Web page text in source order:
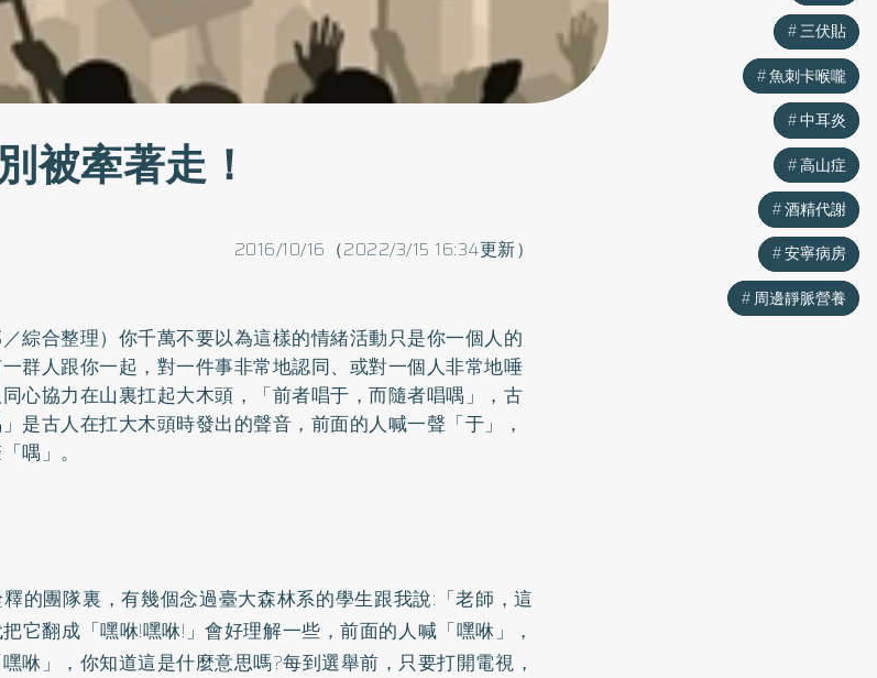
被牽著走！
2016/10/16（2022/3/15 16:34更新）
／綜合整理）你千萬不要以為這樣的情緒活動只是你一個人的
群人跟你一起，對一件事非常地認同、或對一個人非常地唾
心協力在山裏扛起大木頭，「前者唱于，而隨者唱喁」，古
是古人在扛大木頭時發出的聲音，前面的人喊一聲「于」，
喁」。
的團隊裏，有幾個念過臺大森林系的學生跟我說:「老師，這
它翻成「嘿咻!嘿咻!」會好理解一些，前面的人喊「嘿咻」，
咻」，你知道這是什麼意思嗎?每到選舉前，只要打開電視，
三伏貼
魚刺卡喉嚨
中耳炎
高山症
酒精代謝
安寧病房
周邊靜脈營養
三伏貼
魚刺卡喉嚨
中耳炎
高山症
酒精代謝
安寧病房
周邊靜脈營養